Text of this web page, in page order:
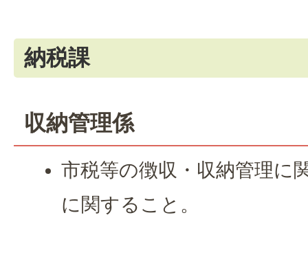
納税課
収納管理係
市税等の徴収・収納管理に
に関すること。